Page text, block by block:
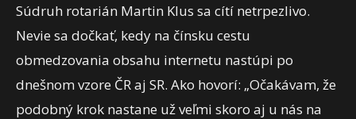
Súdruh rotarián Martin Klus sa cítí netrpezlivo.
Nevie sa dočkať, kedy na čínsku cestu
obmedzovania obsahu internetu nastúpi po
dnešnom vzore ČR aj SR. Ako hovorí: „Očakávam, že
podobný krok nastane už veľmi skoro aj u nás na